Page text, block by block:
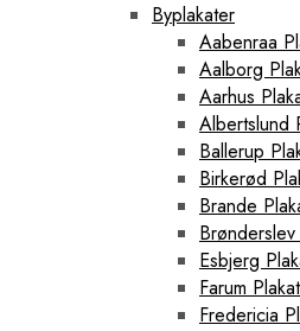
Byplakater
Aabenraa
Aalborg
Aarhus
Albertslund
Ballerup
Birkerød
Brande
Esbjerg
Farum
Fredericia